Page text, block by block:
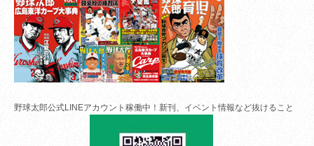
野球太郎公式LINEアカウント稼働中！新刊、イベント情報など抜けること